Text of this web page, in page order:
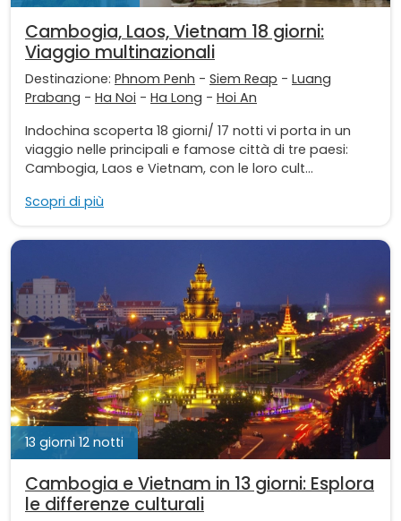
Cambogia, Laos, Vietnam 18 giorni:
Viaggio multinazionali
Destinazione: Phnom Penh - Siem Reap - Luang
Prabang - Ha Noi - Ha Long - Hoi An
Indochina scoperta 18 giorni/ 17 notti vi porta in un
viaggio nelle principali e famose città di tre paesi:
Cambogia, Laos e Vietnam, con le loro cult...
Scopri di più
13 giorni 12 notti
Cambogia e Vietnam in 13 giorni: Esplora
le differenze culturali